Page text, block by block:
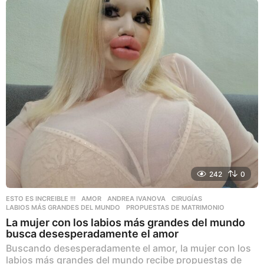
o
s
a
g
242 0
ESTO ES INCREIBLE !!! AMOR ,ANDREA IVANOVA ,CIRUGÍAS
LABIOS MÁS GRANDES DEL MUNDO
,PROPUESTAS DE MATRIMONIO
La mujer con los labios más grandes del mundo
busca desesperadamente el amor
Buscando desesperadamente el amor, la mujer con los
labios más grandes del mundo recibe propuestas de